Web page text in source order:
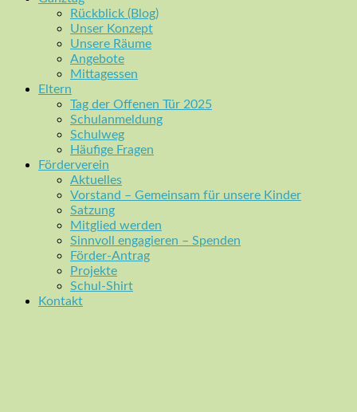
Rückblick (Blog)
Unser Konzept
Unsere Räume
Angebote
Mittagessen
Eltern
Tag der Offenen Tür 2025
Schulanmeldung
Schulweg
Häufige Fragen
Förderverein
Aktuelles
Vorstand – Gemeinsam für unsere Kinder
Satzung
Mitglied werden
Sinnvoll engagieren – Spenden
Förder-Antrag
Projekte
Schul-Shirt
Kontakt